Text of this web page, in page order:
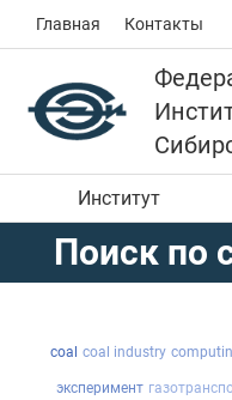
Главная Контакты
Институт
Поиск по
coal coal industry
эксперимент